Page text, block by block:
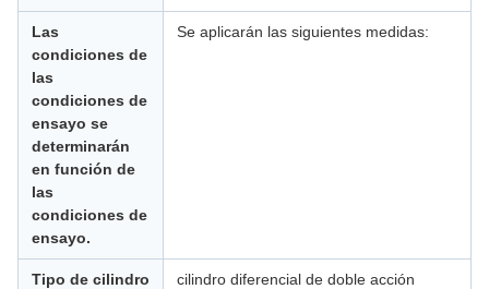
Las
condiciones de
las
condiciones de
ensayo se
determinarán
en función de
las
condiciones de
ensayo.
Se aplicarán las siguientes medidas:
Tipo de cilindro cilindro diferencial de doble acción